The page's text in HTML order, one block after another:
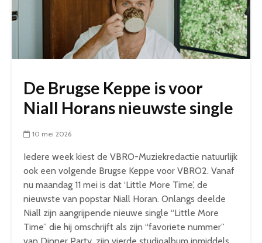
De Brugse Keppe is voor
Niall Horans nieuwste single
10 mei 2026
Iedere week kiest de VBRO-Muziekredactie natuurlijk
ook een volgende Brugse Keppe voor VBRO2. Vanaf
nu maandag 11 mei is dat ‘Little More Time’, de
nieuwste van popstar Niall Horan. Onlangs deelde
Niall zijn aangrijpende nieuwe single “Little More
Time” die hij omschrijft als zijn “favoriete nummer”